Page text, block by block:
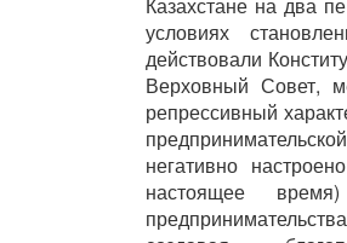
условиях
действовали
Верховный Совет,
репрессивный
негативно
настоящее